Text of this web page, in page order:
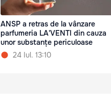
ANSP a retras de la vânzare
parfumeria LA'VENTI din cauza
unor substanțe periculoase
24 Iul. 13:10